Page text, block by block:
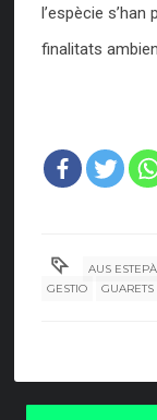
l’espècie
finalitats
AUS
GESTIO
GUARETS